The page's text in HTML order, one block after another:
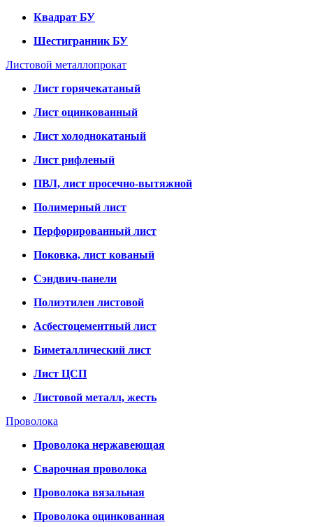
Квадрат БУ
Шестигранник БУ
Листовой металлопрокат
Лист горячекатаный
Лист оцинкованный
Лист холоднокатаный
Лист рифленый
ПВЛ, лист просечно-вытяжной
Полимерный лист
Перфорированный лист
Поковка, лист кованый
Сэндвич-панели
Полиэтилен листовой
Асбестоцементный лист
Биметаллический лист
Лист ЦСП
Листовой металл, жесть
Проволока
Проволока нержавеющая
Сварочная проволока
Проволока вязальная
Проволока оцинкованная